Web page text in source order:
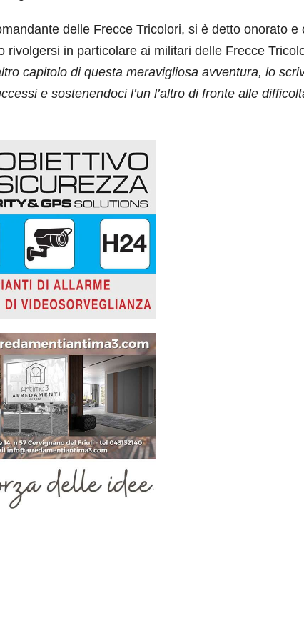
delle Frecce Tricolori, si è detto onorato e
in particolare ai militari delle Frecce
capitolo di questa meravigliosa avventura, lo
e sostenendoci l’un l’altro di fronte alle